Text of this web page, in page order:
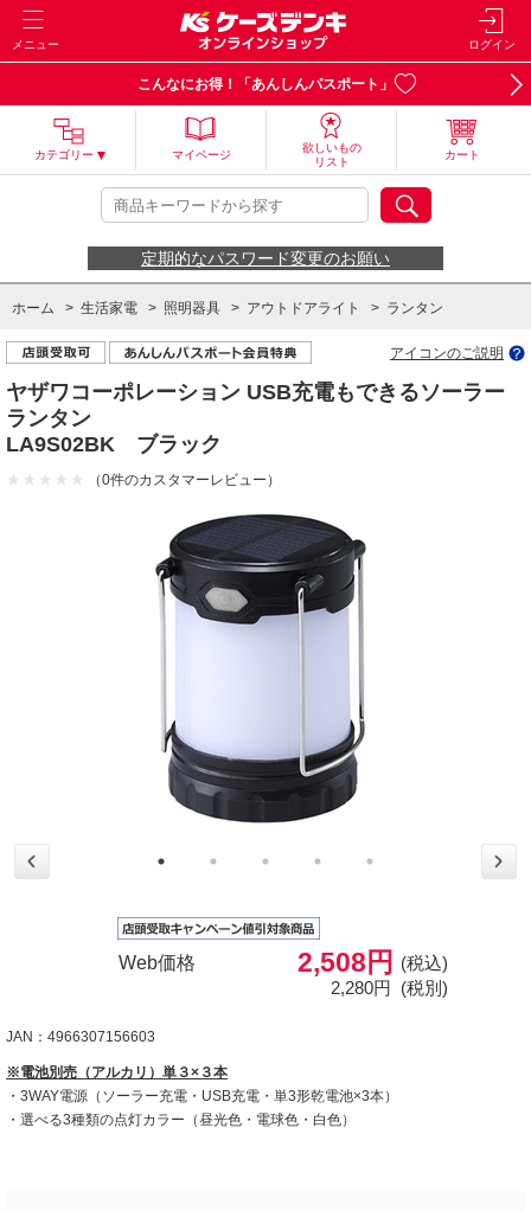
メニュー ログイン
こんなにお得！「あんしんパスポート」
カテゴリー マイページ
欲しいもの
リスト
カート
定期的なパスワード変更のお願い
ホーム > 生活家電 > 照明器具 > アウトドアライト > ランタン
ホーム > 生活家電 > 防犯･防災用品 > 懐中電灯・ランタンアイコンのご説明
ヤザワコーポレーション USB充電もできるソーラー
ランタン
LA9S02BK ブラック
（0件のカスタマーレビュー）
Web価格 2,508円
(税込)
2,280円 (税別)
JAN：4966307156603
※電池別売（アルカリ）単３×３本
・3WAY電源（ソーラー充電・USB充電・単3形乾電池×3本）
・選べる3種類の点灯カラー（昼光色・電球色・白色）